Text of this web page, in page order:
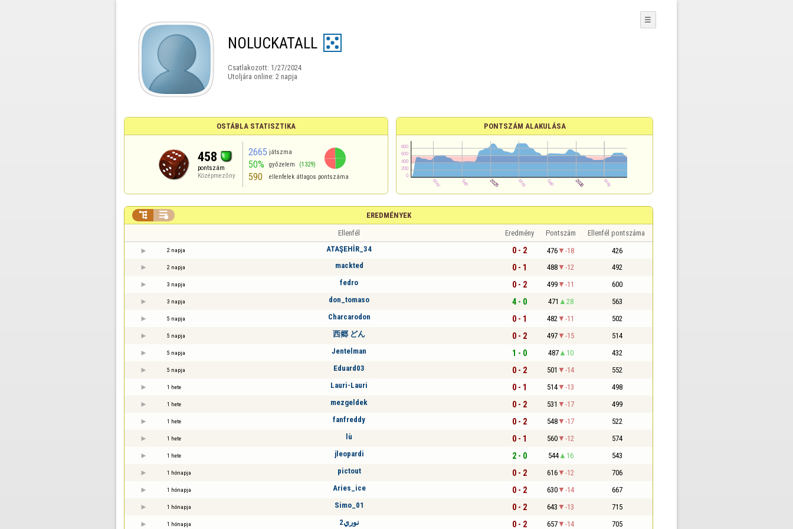
NOLUCKATALL
Csatlakozott: 1/27/2024
Utoljára online: 2 napja
☰
OSTÁBLA STATISZTIKA
458
pontszám
Középmezőny
2665 játszma
50% győzelem (1329)
590 ellenfelek átlagos pontszáma
PONTSZÁM ALAKULÁSA
EREDMÉNYEK
 
Ellenfél Eredmény Pontszám Ellenfél pontszáma
2 napja ATAŞEHİR_34 0 - 2 476 -18 426
2 napja mackted 0 - 1 488 -12 492
3 napja fedro 0 - 2 499 -11 600
3 napja don_tomaso 4 - 0 471 28 563
5 napja Charcarodon 0 - 1 482 -11 502
5 napja 西郷 どん 0 - 2 497 -15 514
5 napja Jentelman 1 - 0 487 10 432
5 napja Eduard03 0 - 2 501 -14 552
1 hete Lauri-Lauri 0 - 1 514 -13 498
1 hete mezgeldek 0 - 2 531 -17 499
1 hete fanfreddy 0 - 2 548 -17 522
1 hete lù 0 - 1 560 -12 574
1 hete jleopardi 2 - 0 544 16 543
1 hónapja pictout 0 - 2 616 -12 706
1 hónapja Aries_ice 0 - 2 630 -14 667
1 hónapja Simo_01 0 - 2 643 -13 715
1 hónapja نوري2 0 - 2 657 -14 705